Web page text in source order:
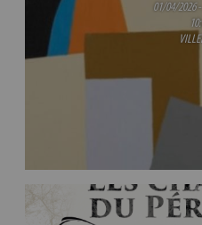
01/04/2026